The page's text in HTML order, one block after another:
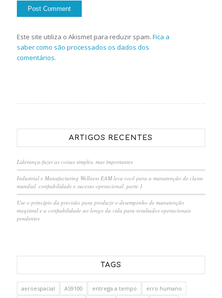
Este site utiliza o Akismet para reduzir spam. Fica a
saber como são processados os dados dos
comentários.
ARTIGOS RECENTES
Liderança-fazer as coisas simples, mas importantes
Industrial e Manufacturing Wellness EAM leva você para a manutenção de classe
mundial, confiabilidade e sucesso operacional, parte 1
Use o princípio da precisão para produzir o desempenho de manutenção
magistral e a confiabilidade ao longo da vida para resultados operacionais
pendentes
TAGS
aeroespacial AS9100 entrega a tempo
erro humano